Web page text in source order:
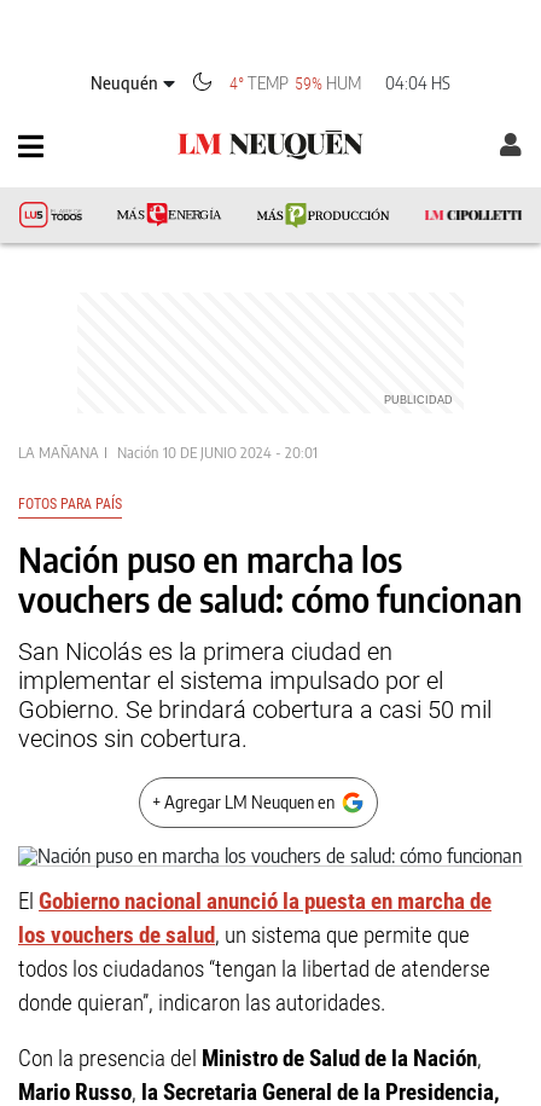
Neuquén 4°TEMP 59% HUM 04:04 HS
LA MAÑANA Nación 10 DE JUNIO 2024 - 20:01
FOTOS PARA PAÍS
Nación puso en marcha los
vouchers de salud: cómo funcionan
San Nicolás es la primera ciudad en
implementar el sistema impulsado por el
Gobierno. Se brindará cobertura a casi 50 mil
vecinos sin cobertura.
+ Agregar LM Neuquen en
El Gobierno nacional anunció la puesta en marcha de
los vouchers de salud, un sistema que permite que
todos los ciudadanos “tengan la libertad de atenderse
donde quieran”, indicaron las autoridades.
Con la presencia del Ministro de Salud de la Nación,
Mario Russo, la Secretaria General de la Presidencia,